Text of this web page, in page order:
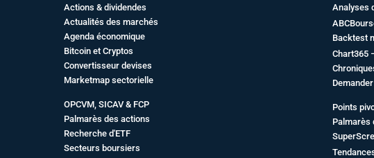
Actions & dividendes
Actualités des marchés
Agenda économique
Bitcoin et Cryptos
Convertisseur devises
Marketmap sectorielle
OPCVM, SICAV & FCP
Palmarès des actions
Recherche d'ETF
Secteurs boursiers
Analyses
Backtest
Chart365
Points
Palmarès